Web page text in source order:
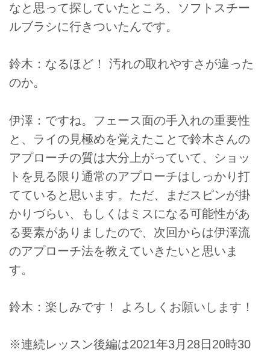
なと思って探していたところ、ソフトスチー
ルブラシに行きついたんです。
鈴木：なるほど！ 汚れの取れやすさが違った
のか。
伊澤：ですね。フェース面の手入れの重要性
と、ライの見極めを覚えたことで鈴木さんの
アプローチの質は大分上がっていて、ショッ
トを見る限り通常のアプローチはしっかり打
てていると思います。ただ、まだスピンが掛
かりづらい、もしくはミスになる可能性があ
る要素がありましたので、次回からは伊澤流
のアプローチ法を教えていきたいと思いま
す。
鈴木：楽しみです！ よろしくお願いします！
※連続レッスン後編は2021年3月28日20時30